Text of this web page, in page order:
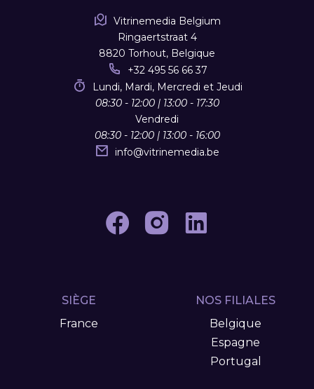
Vitrinemedia Belgium
Ringaertstraat 4
8820 Torhout, Belgique
+32 495 56 66 37
Lundi, Mardi, Mercredi et Jeudi
08:30 - 12:00 | 13:00 - 17:30
Vendredi
08:30 - 12:00 | 13:00 - 16:00
info@vitrinemedia.be
SIÈGE
France
NOS FILIALES
Belgique
Espagne
Portugal